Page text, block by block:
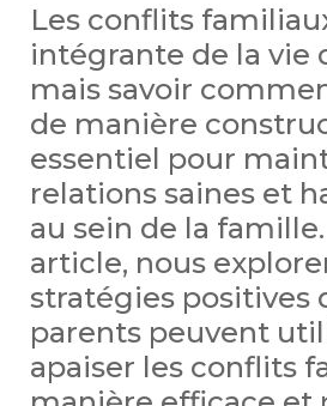
Les conflits
intégrante de la vie
mais savoir
de manière
essentiel pour
relations saines et
au sein de la
article, nous
stratégies positives
parents peuvent
apaiser les conflits